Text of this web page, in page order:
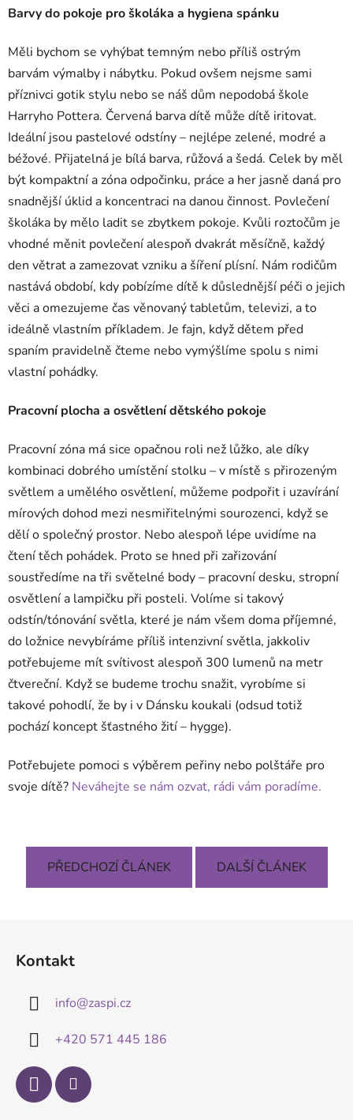
Barvy do pokoje pro školáka a hygiena spánku
Měli bychom se vyhýbat temným nebo příliš ostrým
barvám výmalby i nábytku. Pokud ovšem nejsme sami
příznivci gotik stylu nebo se náš dům nepodobá škole
Harryho Pottera. Červená barva dítě může dítě iritovat.
Ideální jsou pastelové odstíny – nejlépe zelené, modré a
béžové. Přijatelná je bílá barva, růžová a šedá. Celek by měl
být kompaktní a zóna odpočinku, práce a her jasně daná pro
snadnější úklid a koncentraci na danou činnost. Povlečení
školáka by mělo ladit se zbytkem pokoje. Kvůli roztočům je
vhodné měnit povlečení alespoň dvakrát měsíčně, každý
den větrat a zamezovat vzniku a šíření plísní. Nám rodičům
nastává období, kdy pobízíme dítě k důslednější péči o jejich
věci a omezujeme čas věnovaný tabletům, televizi, a to
ideálně vlastním příkladem. Je fajn, když dětem před
spaním pravidelně čteme nebo vymýšlíme spolu s nimi
vlastní pohádky.
Pracovní plocha a osvětlení dětského pokoje
Pracovní zóna má sice opačnou roli než lůžko, ale díky
kombinaci dobrého umístění stolku – v místě s přirozeným
světlem a umělého osvětlení, můžeme podpořit i uzavírání
mírových dohod mezi nesmiřitelnými sourozenci, když se
dělí o společný prostor. Nebo alespoň lépe uvidíme na
čtení těch pohádek. Proto se hned při zařizování
soustředíme na tři světelné body – pracovní desku, stropní
osvětlení a lampičku při posteli. Volíme si takový
odstín/tónování světla, které je nám všem doma příjemné,
do ložnice nevybíráme příliš intenzivní světla, jakkoliv
potřebujeme mít svítivost alespoň 300 lumenů na metr
čtvereční. Když se budeme trochu snažit, vyrobíme si
takové pohodlí, že by i v Dánsku koukali (odsud totiž
pochází koncept šťastného žití – hygge).
Potřebujete pomoci s výběrem peřiny nebo polštáře pro
svoje dítě? Neváhejte se nám ozvat, rádi vám poradíme.
PŘEDCHOZÍ ČLÁNEK DALŠÍ ČLÁNEK
Kontakt
info@zaspi.cz
+420 571 445 186